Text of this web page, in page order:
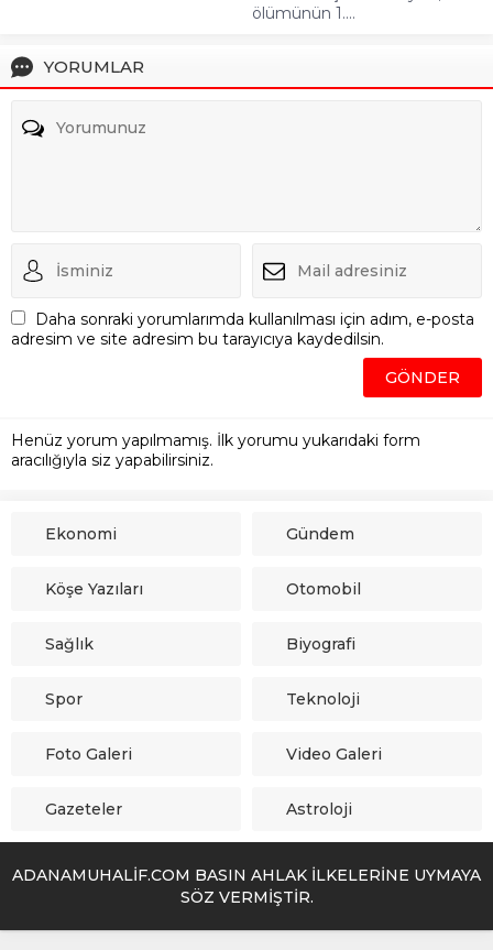
ölümünün 1....
YORUMLAR
Daha sonraki yorumlarımda kullanılması için adım, e-posta
adresim ve site adresim bu tarayıcıya kaydedilsin.
Henüz yorum yapılmamış. İlk yorumu yukarıdaki form
aracılığıyla siz yapabilirsiniz.
Ekonomi Gündem
Köşe Yazıları Otomobil
Sağlık Biyografi
Spor Teknoloji
Foto Galeri Video Galeri
Gazeteler Astroloji
ADANAMUHALİF.COM BASIN AHLAK İLKELERİNE UYMAYA
SÖZ VERMİŞTİR.